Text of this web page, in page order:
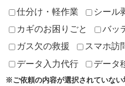
仕分け・軽作業
シール
カギのお困りごと
バッ
ガス欠の救援
スマホ訪
データ入力代行
データ
※ご依頼の内容が選択されていな